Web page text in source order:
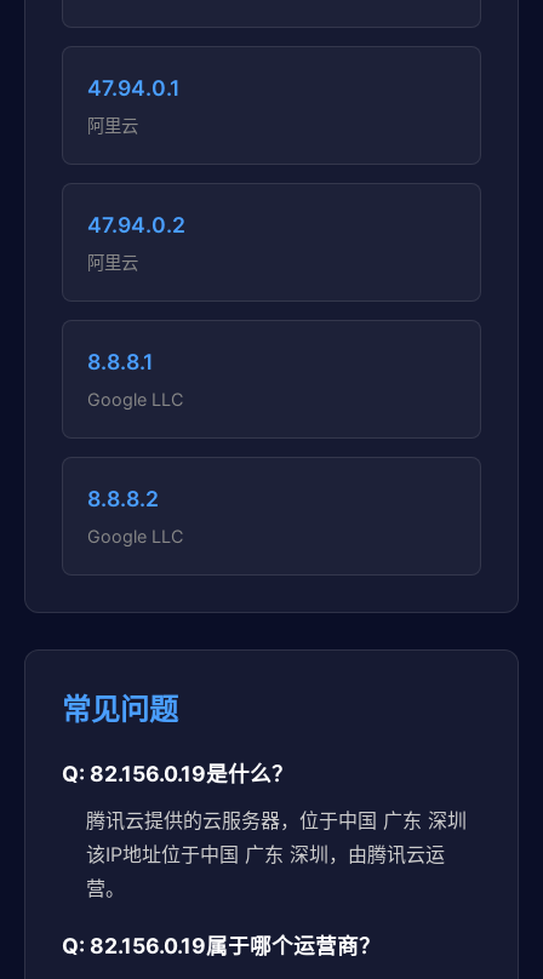
47.94.0.1
阿里云
47.94.0.2
阿里云
8.8.8.1
Google LLC
8.8.8.2
Google LLC
常见问题
Q: 82.156.0.19是什么？
腾讯云提供的云服务器，位于中国 广东 深圳
该IP地址位于中国 广东 深圳，由腾讯云运
营。
Q: 82.156.0.19属于哪个运营商？